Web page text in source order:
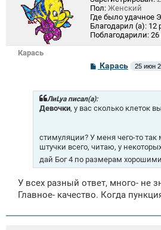
Карась
Пол: Женский
Где было удачное
Благодарил (а): 12
Поблагодарили: 26
С
б
щ
е
Карась 25 июн
ЛиLya писал(а):
Девочки, у вас сколько клеток
стимуляции? У меня чего-то так
штучки всего, читаю, у
дай Бог 4 по размерам
У всех разный ответ, много- не
Главное- качество. Когда